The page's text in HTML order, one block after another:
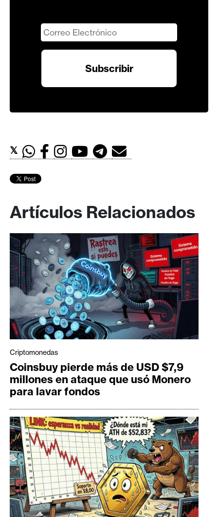
𝕏
Artículos Relacionados
Criptomonedas
Coinsbuy pierde más de USD $7,9
millones en ataque que usó Monero
para lavar fondos